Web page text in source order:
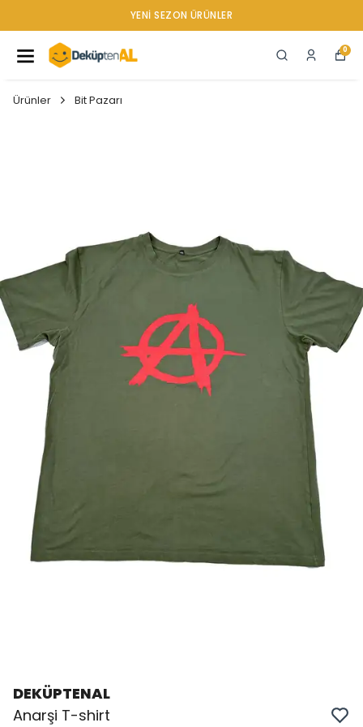
YENI SEZON ÜRÜNLER
0
Ürünler Bit Pazarı
DEKÜPTENAL
Anarşi T-shirt